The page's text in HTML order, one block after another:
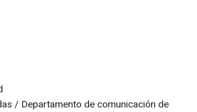
/ Departamento de comunicación de